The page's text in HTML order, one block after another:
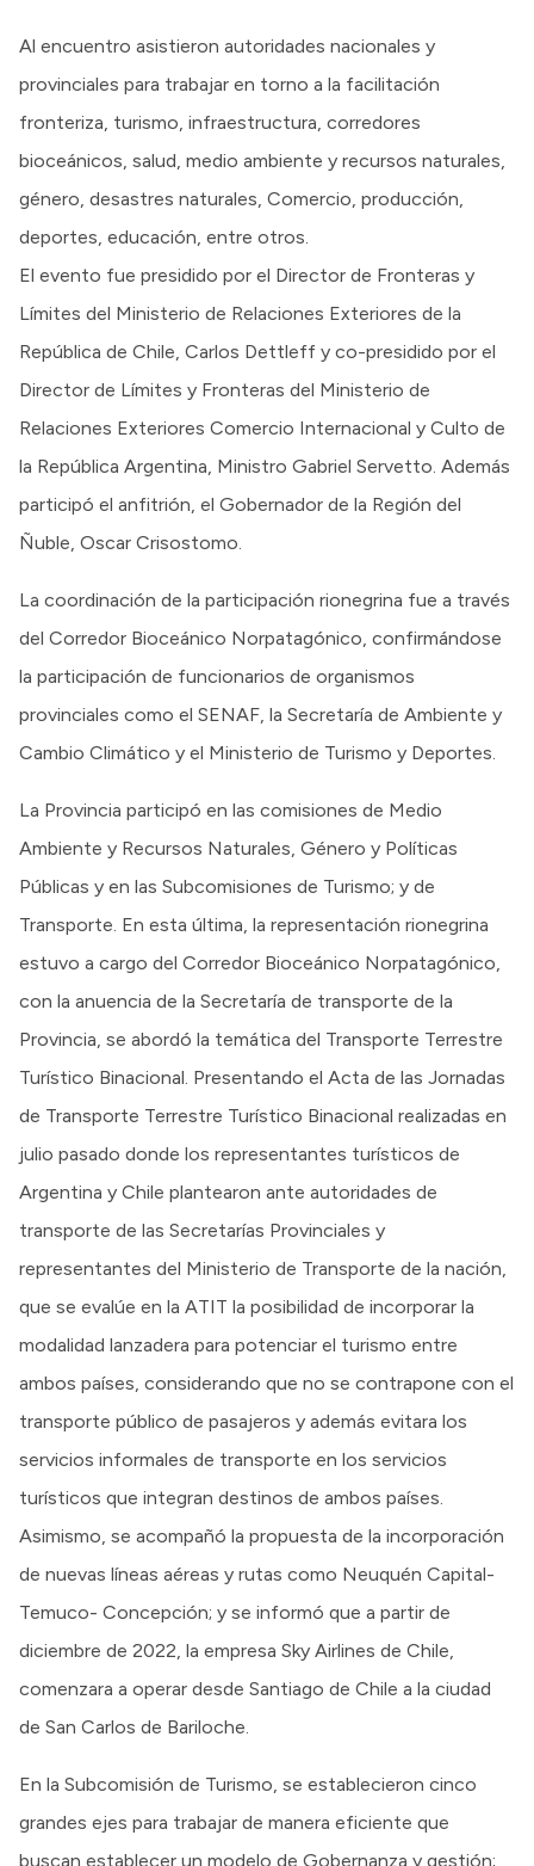
Al encuentro asistieron autoridades nacionales y
provinciales para trabajar en torno a la facilitación
fronteriza, turismo, infraestructura, corredores
bioceánicos, salud, medio ambiente y recursos naturales,
género, desastres naturales, Comercio, producción,
deportes, educación, entre otros.
El evento fue presidido por el Director de Fronteras y
Límites del Ministerio de Relaciones Exteriores de la
República de Chile, Carlos Dettleff y co-presidido por el
Director de Límites y Fronteras del Ministerio de
Relaciones Exteriores Comercio Internacional y Culto de
la República Argentina, Ministro Gabriel Servetto. Además
participó el anfitrión, el Gobernador de la Región del
Ñuble, Oscar Crisostomo.
La coordinación de la participación rionegrina fue a través
del Corredor Bioceánico Norpatagónico, confirmándose
la participación de funcionarios de organismos
provinciales como el SENAF, la Secretaría de Ambiente y
Cambio Climático y el Ministerio de Turismo y Deportes.
La Provincia participó en las comisiones de Medio
Ambiente y Recursos Naturales, Género y Políticas
Públicas y en las Subcomisiones de Turismo; y de
Transporte. En esta última, la representación rionegrina
estuvo a cargo del Corredor Bioceánico Norpatagónico,
con la anuencia de la Secretaría de transporte de la
Provincia, se abordó la temática del Transporte Terrestre
Turístico Binacional. Presentando el Acta de las Jornadas
de Transporte Terrestre Turístico Binacional realizadas en
julio pasado donde los representantes turísticos de
Argentina y Chile plantearon ante autoridades de
transporte de las Secretarías Provinciales y
representantes del Ministerio de Transporte de la nación,
que se evalúe en la ATIT la posibilidad de incorporar la
modalidad lanzadera para potenciar el turismo entre
ambos países, considerando que no se contrapone con el
transporte público de pasajeros y además evitara los
servicios informales de transporte en los servicios
turísticos que integran destinos de ambos países.
Asimismo, se acompañó la propuesta de la incorporación
de nuevas líneas aéreas y rutas como Neuquén Capital-
Temuco- Concepción; y se informó que a partir de
diciembre de 2022, la empresa Sky Airlines de Chile,
comenzara a operar desde Santiago de Chile a la ciudad
de San Carlos de Bariloche.
En la Subcomisión de Turismo, se establecieron cinco
grandes ejes para trabajar de manera eficiente que
buscan establecer un modelo de Gobernanza y gestión;